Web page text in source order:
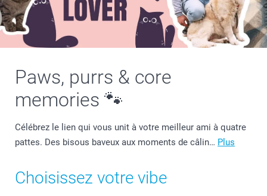
Paws, purrs & core
memories 🐾
Célébrez le lien qui vous unit à votre meilleur ami à quatre
pattes. Des bisous baveux aux moments de câlin… Plus
Choisissez votre vibe